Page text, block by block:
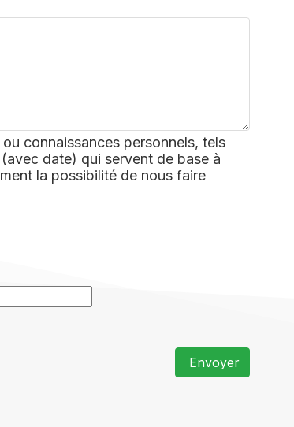
connaissances personnels, tels
date) qui servent de base à
la possibilité de nous faire
Envoyer